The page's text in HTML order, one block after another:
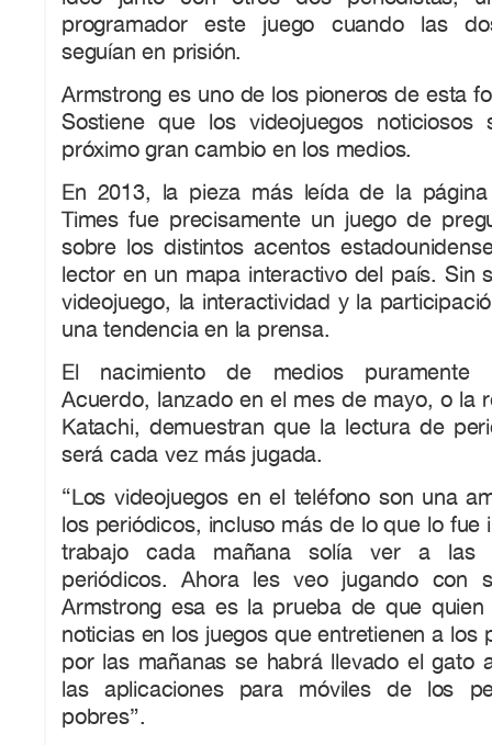
programador este juego cuando las
seguían en prisión.
Armstrong es uno de los pioneros de esta
Sostiene que los videojuegos
próximo gran cambio en los medios.
En 2013, la pieza más leída de la
Times fue precisamente un juego de
sobre los distintos acentos
lector en un mapa interactivo del país. Sin
videojuego, la interactividad y la
una tendencia en la prensa.
El nacimiento de medios puramente
Acuerdo, lanzado en el mes de mayo, o la
Katachi, demuestran que la lectura de
será cada vez más jugada.
“Los videojuegos en el teléfono son una
los periódicos, incluso más de lo que lo fue
trabajo cada mañana solía ver a las
periódicos. Ahora les veo jugando con
Armstrong esa es la prueba de que quien
noticias en los juegos que entretienen a los
por las mañanas se habrá llevado el gato
las aplicaciones para móviles de los
pobres”.